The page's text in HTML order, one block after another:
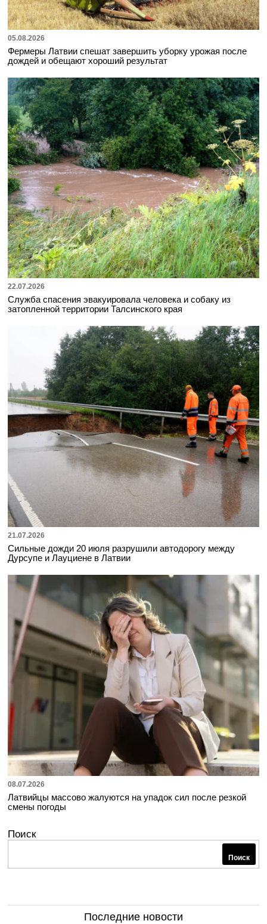
05.08.2026
Фермеры Латвии спешат завершить уборку урожая после
дождей и обещают хороший результат
22.07.2026
Служба спасения эвакуировала человека и собаку из
затопленной территории Талсинского края
21.07.2026
Сильные дожди 20 июля разрушили автодорогу между
Дурсупе и Лауциене в Латвии
08.07.2026
Латвийцы массово жалуются на упадок сил после резкой
смены погоды
Поиск
Поиск
Последние новости